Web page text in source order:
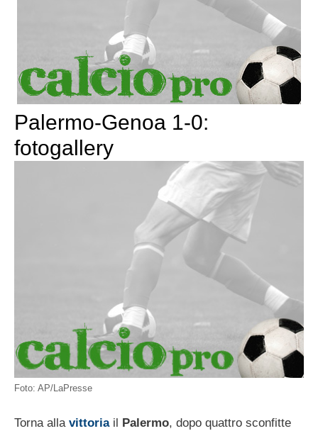
Palermo-Genoa 1-0:
fotogallery
Foto: AP/LaPresse
Torna alla vittoriail Palermo, dopo quattro sconfitte